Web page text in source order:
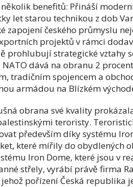
benefitů: Přináší
let starou technikou z dob
zapojení českého průmyslu
projektů v rámci
prohlubují strategické vztahy
dává na obranu 2
tradičním spojencem a
armádou na Blízkém
obrana své kvality
teroristy.
především díky systému
které mířily do obydlených
Iron Dome, které jsou v
střely, vyrábí právě firma
pořízení Česká republika